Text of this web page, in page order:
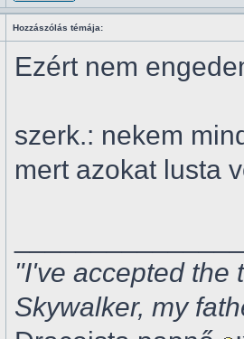
Hozzászólás témája:
Ezért nem
szerk.: nekem
mert azokat lusta
"I've accepted the
Skywalker, my